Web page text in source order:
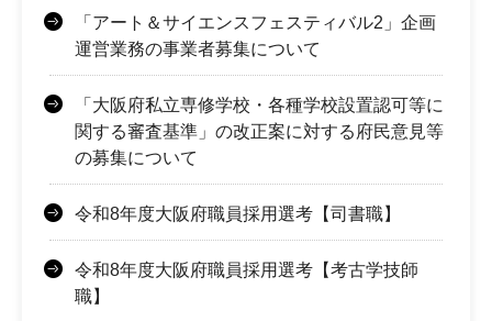
「アート＆サイエンスフェスティバル2」企画
運営業務の事業者募集について
「大阪府私立専修学校・各種学校設置認可等に
関する審査基準」の改正案に対する府民意見等
の募集について
令和8年度大阪府職員採用選考【司書職】
令和8年度大阪府職員採用選考【考古学技師
職】